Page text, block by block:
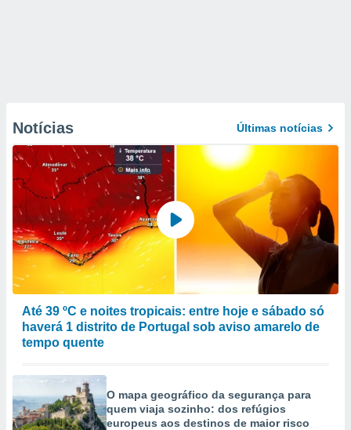
Notícias Últimas notícias
Até 39 ºC e noites tropicais: entre hoje e sábado só
haverá 1 distrito de Portugal sob aviso amarelo de
tempo quente
O mapa geográfico da segurança para
quem viaja sozinho: dos refúgios
europeus aos destinos de maior risco